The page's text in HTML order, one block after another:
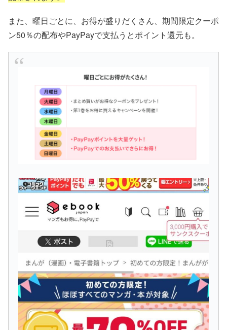
また、曜日ごとに、お得が盛りだくさん、期間限定クーポ
ン50％の配布やPayPayで支払うとポイント還元も。